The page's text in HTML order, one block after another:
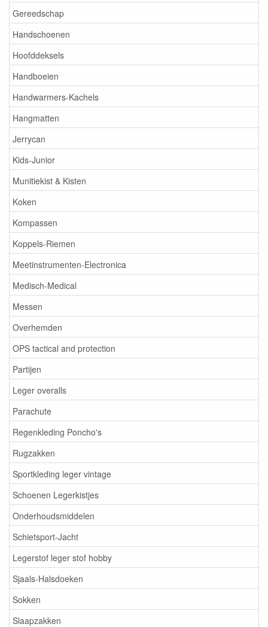
Gereedschap
Handschoenen
Hoofddeksels
Handboeien
Handwarmers-Kachels
Hangmatten
Jerrycan
Kids-Junior
Munitiekist & Kisten
Koken
Kompassen
Koppels-Riemen
Meetinstrumenten-Electronica
Medisch-Medical
Messen
Overhemden
OPS tactical and protection
Partijen
Leger overalls
Parachute
Regenkleding Poncho's
Rugzakken
Sportkleding leger vintage
Schoenen Legerkistjes
Onderhoudsmiddelen
Schietsport-Jacht
Legerstof leger stof hobby
Sjaals-Halsdoeken
Sokken
Slaapzakken